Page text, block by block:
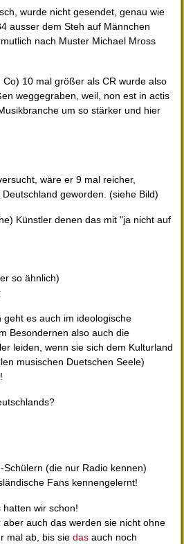
wurde nicht gesendet, genau wie
ausser dem Steh auf Männchen
nach Muster Michael Mross
10 mal größer als CR wurde also
weggegraben, weil, non est in actis
um so stärker und hier
wäre er 9 mal reicher,
geworden. (siehe Bild)
Künstler denen das mit "ja nicht auf
so ähnlich)
geht es auch im ideologische
Besondernen also auch die
leiden, wenn sie sich dem Kulturland
musischen Duetschen Seele)
Schülern (die nur Radio kennen)
Fans kennengelernt!
wir schon!
auch das werden sie nicht ohne
mal ab, bis sie das auch noch